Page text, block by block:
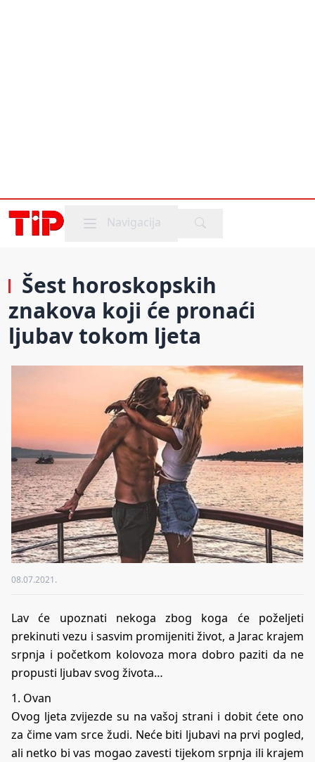
Mobile menu
Navigacija
Šest horoskopskih
znakova koji će pronaći
ljubav tokom ljeta
08.07.2021.
Lav će upoznati nekoga zbog koga će poželjeti
prekinuti vezu i sasvim promijeniti život, a Jarac krajem
srpnja i početkom kolovoza mora dobro paziti da ne
propusti ljubav svog života…
1. Ovan
Ovog ljeta zvijezde su na vašoj strani i dobit ćete ono
za čime vam srce žudi. Neće biti ljubavi na prvi pogled,
ali netko bi vas mogao zavesti tijekom srpnja ili krajem